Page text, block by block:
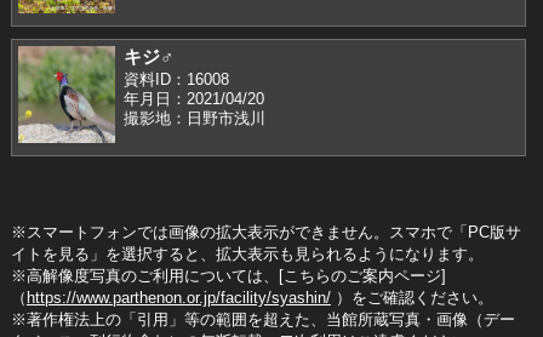
キジ♂
資料ID：16008
年月日：2021/04/20
撮影地：日野市浅川
※スマートフォンでは画像の拡大表示ができません。スマホで「PC版サ
イトを見る」を選択すると、拡大表示も見られるようになります。
※高解像度写真のご利用については、[こちらのご案内ページ]
（ https://www.parthenon.or.jp/facility/syashin/）をご確認ください。
※著作権法上の「引用」等の範囲を超えた、当館所蔵写真・画像（デー